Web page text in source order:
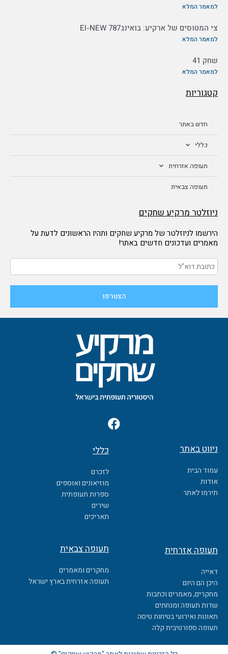
למאמר המלא
צי המטוסים של ארקיע: בואינג787 EI-NEW
למאמר המלא
שחק 41
למאמר המלא
קטגוריות
חדש באתר
כללי
תעופה אזרחית
תעופה צבאית
ניוזלטר מרקיע שחקים
הירשמו לניוזלטר של מרקיע שחקים ותהיו הראשונים לדעת על
מאמרים ועדכונים חדשים באתר!
F
a
e
b
o
o
k
ניווט באתר
עמוד הבית
אודות
תירמו לאתר
כללי
לזכרם
מוזיאונים ואוספים
ספרות תעופתית
שירים
תאריכים
תעופה אזרחית
דאייה
היכן הם היום
מחקרים, מאמרים וכתבות
שדות תעופה ומנחתים
תאונות ואירועי בטיחות טיסה
תעופה ספורטיבית קלה
תעופה צבאית
מחקרים ומאמרים
תעופה אזרחית בארץ ישראל